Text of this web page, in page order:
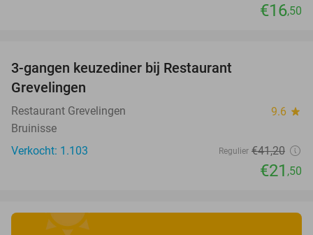
€16,50
3-gangen keuzediner bij Restaurant
Grevelingen
Restaurant Grevelingen 9.6 star
Bruinisse
Verkocht: 1.103
Regulier €41,20
€21 ,50